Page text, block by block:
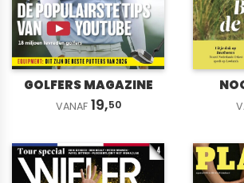
GOLFERS MAGAZINE
VANAF 19,50